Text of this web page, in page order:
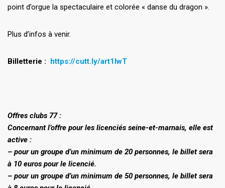
point d’orgue la spectaculaire et colorée « danse du dragon ».
Plus d’infos à venir.
Billetterie : https://cutt.ly/art1lwT
Offres clubs 77 :
Concernant l’offre pour les licenciés seine-et-marnais, elle est
active :
– pour un groupe d’un minimum de 20 personnes, le billet sera
à 10 euros pour le licencié.
– pour un groupe d’un minimum de 50 personnes, le billet sera